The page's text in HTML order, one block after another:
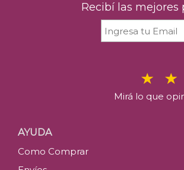
Recibí las mejores
Mirá lo que
AYUDA
Como Comprar